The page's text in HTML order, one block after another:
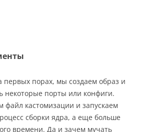
первых порах, мы создаем образ и
некоторые порты или конфиги.
файл кастомизации и запускаем
сборки ядра, а еще больше
времени. Да и зачем мучать